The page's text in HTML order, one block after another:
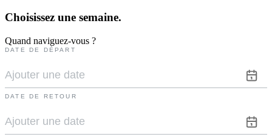
Choisissez une semaine.
Quand naviguez-vous ?
DATE DE DÉPART
DATE DE RETOUR